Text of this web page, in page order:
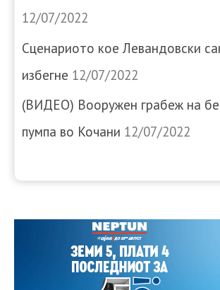
12/07/2022
Сценариото кое Левандовски
избегне 12/07/2022
(ВИДЕО) Вооружен грабеж на
пумпа во Кочани 12/07/2022